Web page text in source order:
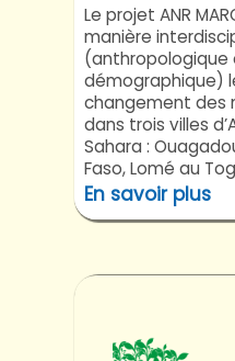
Le projet ANR
manière
(anthropologique
démographique)
changement des
dans trois villes
Sahara :
Faso, Lomé au Tog
En savoir plus